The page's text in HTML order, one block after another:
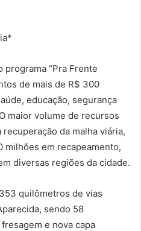
programa “Pra Frente
de mais de R$ 300
educação, segurança
maior volume de recursos
da malha viária,
milhões em recapeamento,
diversas regiões da cidade.
quilômetros de vias
sendo 58
e nova capa